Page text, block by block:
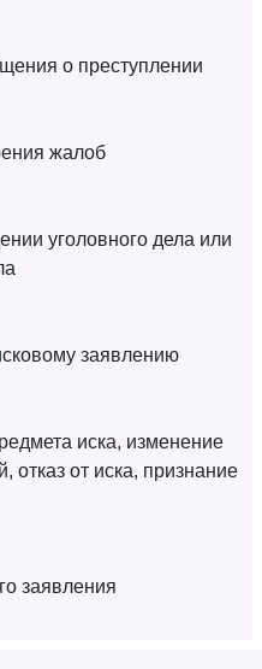
о преступлении
жалоб
уголовного дела или
заявлению
иска, изменение
отказ от иска, признание
заявления